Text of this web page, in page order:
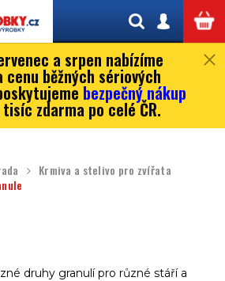
a srpen nabízíme
běžných sériových
bezpečný nákup
zdarma po celé ČR.
Krmiva a stelivo pro zvířata
druhy granulí pro různé stáří a